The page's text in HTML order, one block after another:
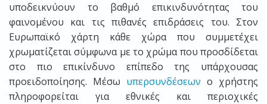
υποδεικνύουν το βαθμό επικινδυνότητας του
φαινομένου και τις πιθανές επιδράσεις του. Στον
Ευρωπαϊκό χάρτη κάθε χώρα που συμμετέχει
χρωματίζεται σύμφωνα με το χρώμα που προσδίδεται
στο πιο επικίνδυνο επίπεδο της υπάρχουσας
προειδοποίησης. Μέσω υπερσυνδέσεων ο χρήστης
πληροφορείται για εθνικές και περιοχικές